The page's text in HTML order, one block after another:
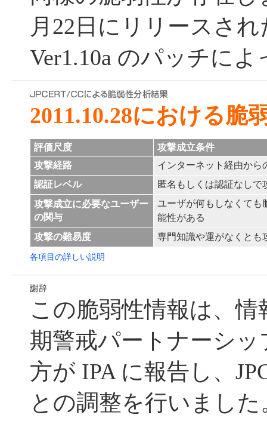
月22日にリリースされ
Ver1.10a のパッチに
2011.10.28における脆
評価尺度
攻撃成立条件
攻撃経路
インターネット経由から
認証レベル
匿名もしくは認証なしで
攻撃成立に必要なユーザー
の関与
ユーザが何もしなくても
能性がある
攻撃の難易度
専門知識や運がなくとも
各項目の詳しい説明
この脆弱性情報は、
期警戒パートナーシ
方が IPA に報告し、
との調整を行いました